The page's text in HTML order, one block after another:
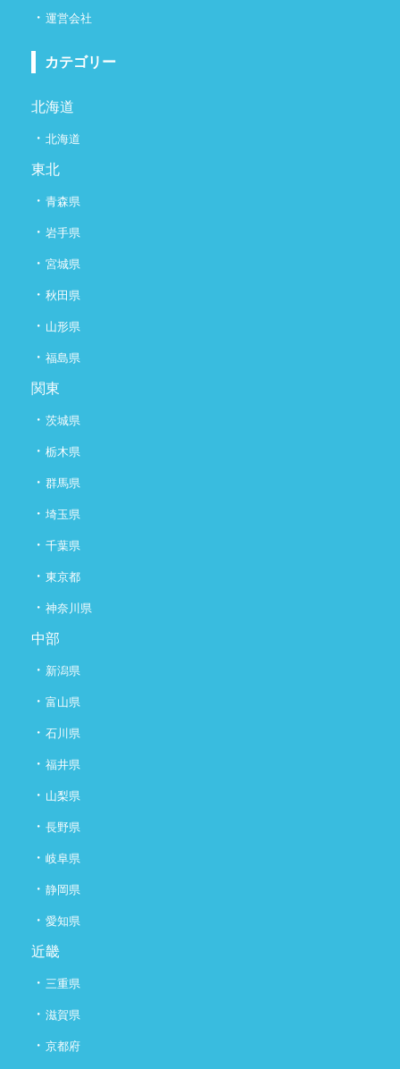
・ 運営会社
カテゴリー
北海道
・ 北海道
東北
・ 青森県
・ 岩手県
・ 宮城県
・ 秋田県
・ 山形県
・ 福島県
関東
・ 茨城県
・ 栃木県
・ 群馬県
・ 埼玉県
・ 千葉県
・ 東京都
・ 神奈川県
中部
・ 新潟県
・ 富山県
・ 石川県
・ 福井県
・ 山梨県
・ 長野県
・ 岐阜県
・ 静岡県
・ 愛知県
近畿
・ 三重県
・ 滋賀県
・ 京都府